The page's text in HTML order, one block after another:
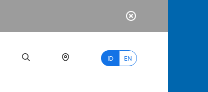
ID EN